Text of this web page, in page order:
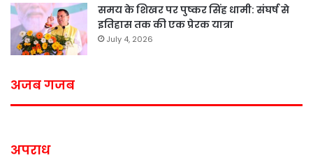
समय के शिखर पर पुष्कर सिंह धामी: संघर्ष से
इतिहास तक की एक प्रेरक यात्रा
July 4, 2026
अजब गजब
अपराध